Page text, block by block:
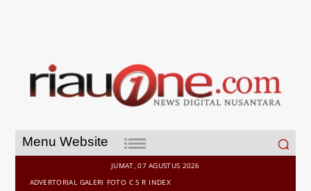
Menu Website
Search
for:
JUMAT, 07 AGUSTUS 2026
ADVERTORIAL GALERI FOTO C S R INDEX